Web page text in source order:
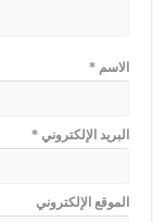
الاسم*
البريد الإلكتروني*
الموقع الإلكتروني